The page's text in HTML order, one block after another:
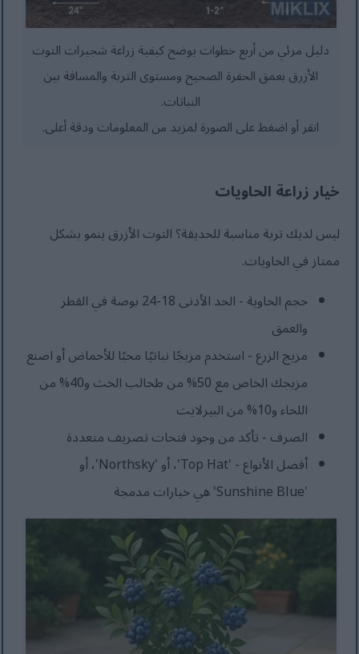
دليل مرئي من أربع خطوات يوضح كيفية زراعة شجيرات التوت
الأزرق بعمق الحفرة الصحيح ومستوى التربة والمسافة بين
النباتات.
انقر أو اضغط على الصورة لمزيد من المعلومات ودقة أعلى.
خيار زراعة الحاويات
ليس لديك تربة مناسبة للحديقة؟ التوت الأزرق ينمو بشكل
ممتاز في الحاويات.
حجم الحاوية - الحد الأدنى 18-24 بوصة في القطر
والعمق
مزيج الزرع - استخدم مزيجًا نباتيًا محبًا للأحماض أو اصنع
مزيجك الخاص مع 50% من طحالب الخث و40% من
اللحاء و10% من البيرلايت
الصرف - تأكد من وجود فتحات تصريف متعددة
أفضل الأنواع - 'Top Hat'، أو 'Northsky'، أو
'Sunshine Blue' هي خيارات مدمجة